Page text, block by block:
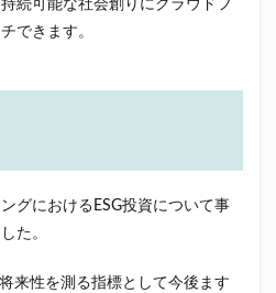
続可能な社会創りにクラウドフ
できます。
グにおけるESG投資について事
た。
来性を測る指標として今後ます